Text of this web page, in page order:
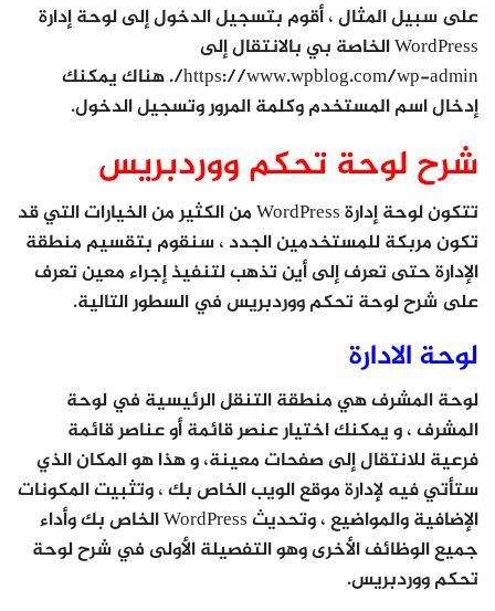
على سبيل المثال ، أقوم بتسجيل الدخول إلى لوحة إدارة
WordPress الخاصة بي بالانتقال إلى
https://www.wpblog.com/wp-admin/. هناك يمكنك
إدخال اسم المستخدم وكلمة المرور وتسجيل الدخول.
شرح لوحة تحكم ووردبريس
تتكون لوحة إدارة WordPress من الكثير من الخيارات التي قد
تكون مربكة للمستخدمين الجدد ، سنقوم بتقسيم منطقة
الإدارة حتى تعرف إلى أين تذهب لتنفيذ إجراء معين تعرف
على شرح لوحة تحكم ووردبريس في السطور التالية.
لوحة الادارة
لوحة المشرف هي منطقة التنقل الرئيسية في لوحة
المشرف ، و يمكنك اختيار عنصر قائمة أو عناصر قائمة
فرعية للانتقال إلى صفحات معينة، و هذا هو المكان الذي
ستأتي فيه لإدارة موقع الويب الخاص بك ، وتثبيت المكونات
الإضافية والمواضيع ، وتحديث WordPress الخاص بك وأداء
جميع الوظائف الأخرى وهو التفصيلة الأولى في شرح لوحة
تحكم ووردبريس.